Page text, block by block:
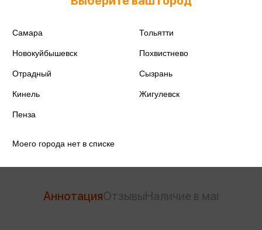
978-5-04-090174-6
Год издания
Аннотация
Самара Тольятти
Новокуйбышевск Похвистнево
Отрадный Сызрань
Кинель Жигулевск
Пенза
Моего города нет в списке